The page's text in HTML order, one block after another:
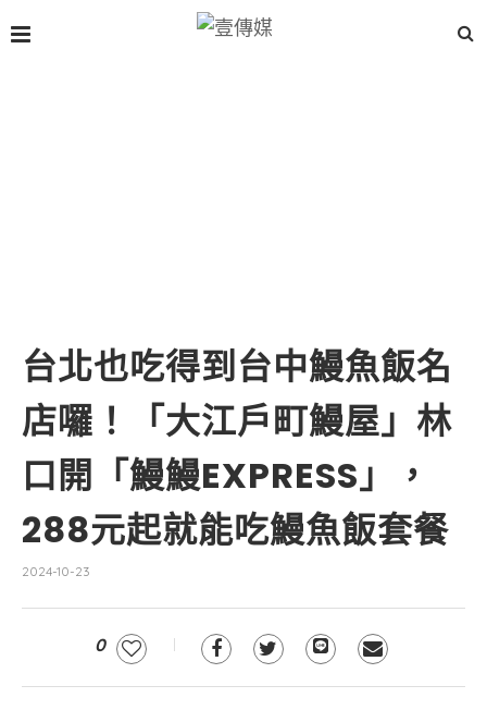
台北也吃得到台中鰻魚飯名
店囉！「大江戶町鰻屋」林
口開「鰻鰻EXPRESS」，
288元起就能吃鰻魚飯套餐
2024-10-23
0